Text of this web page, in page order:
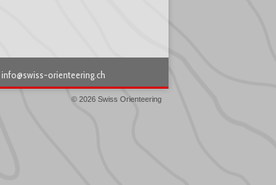
info@swiss-orienteering.ch
© 2026 Swiss Orienteering